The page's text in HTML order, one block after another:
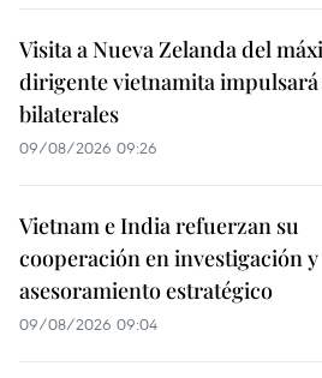
Visita a Nueva Zelanda del
dirigente vietnamita impulsará
bilaterales
09/08/2026 09:26
Vietnam e India refuerzan su
cooperación en investigación y
asesoramiento estratégico
09/08/2026 09:04